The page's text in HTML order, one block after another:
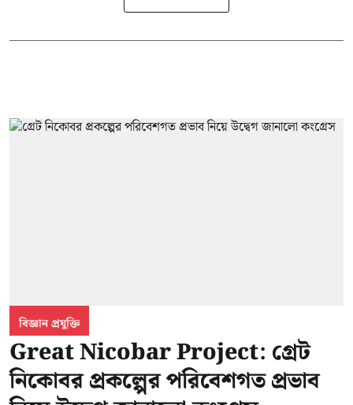
বিজ্ঞান প্রযুক্তি
Great Nicobar Project: গ্রেট
নিকোবর প্রকল্পের পরিবেশগত প্রভাব